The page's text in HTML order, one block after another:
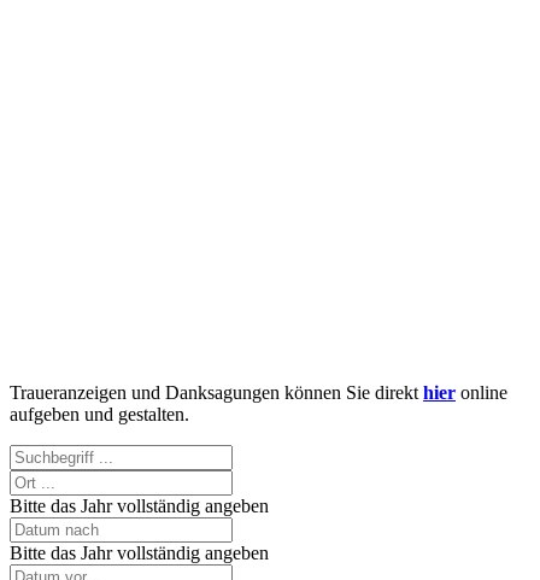
Traueranzeigen und Danksagungen können Sie direkt hier online
aufgeben und gestalten.
Bitte das Jahr vollständig angeben
Bitte das Jahr vollständig angeben